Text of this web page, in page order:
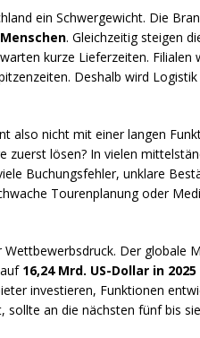
ein Schwergewicht. Die
. Gleichzeitig steigen
kurze Lieferzeiten.
Deshalb wird
also nicht mit einer langen
zuerst lösen? In vielen
Buchungsfehler, unklare
Tourenplanung oder
Wettbewerbsdruck. Der globale
16,24 Mrd. US-Dollar in 2025
investieren, Funktionen
sollte an die nächsten fünf bis